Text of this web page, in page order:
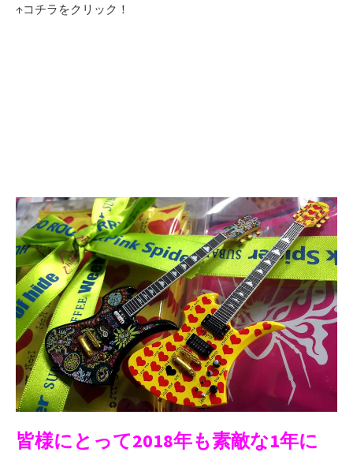
↑コチラをクリック！
皆様にとって2018年も素敵な1年に